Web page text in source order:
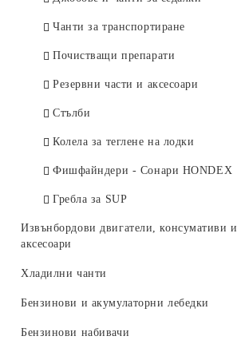
Чанти за транспортиране
Почистващи препарати
Резервни части и аксесоари
Стълби
Колела за теглене на лодки
Фишфайндери - Сонари HONDEX
Гребла за SUP
Извънбордови двигатели, консумативи и
аксесоари
Honda 2 - 10 к.с.
Honda 15 - 30 к.с.
Honda 40 - 100 к.с.
Хладилни чанти
Shinwa - Japan
Igloo - USA
Бензинови и акумулаторни лебедки
Бензинови и акумулаторни
Бензинови набивачи